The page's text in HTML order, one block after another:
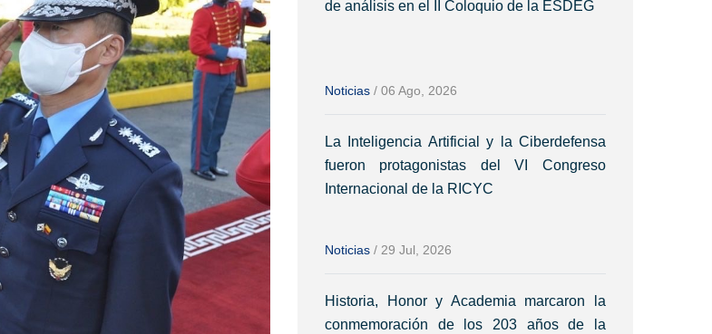
de análisis en el II Coloquio de la ESDEG
Noticias / 06 Ago, 2026
La Inteligencia Artificial y la Ciberdefensa
fueron protagonistas del VI Congreso
Internacional de la RICYC
Noticias / 29 Jul, 2026
Historia, Honor y Academia marcaron la
conmemoración de los 203 años de la